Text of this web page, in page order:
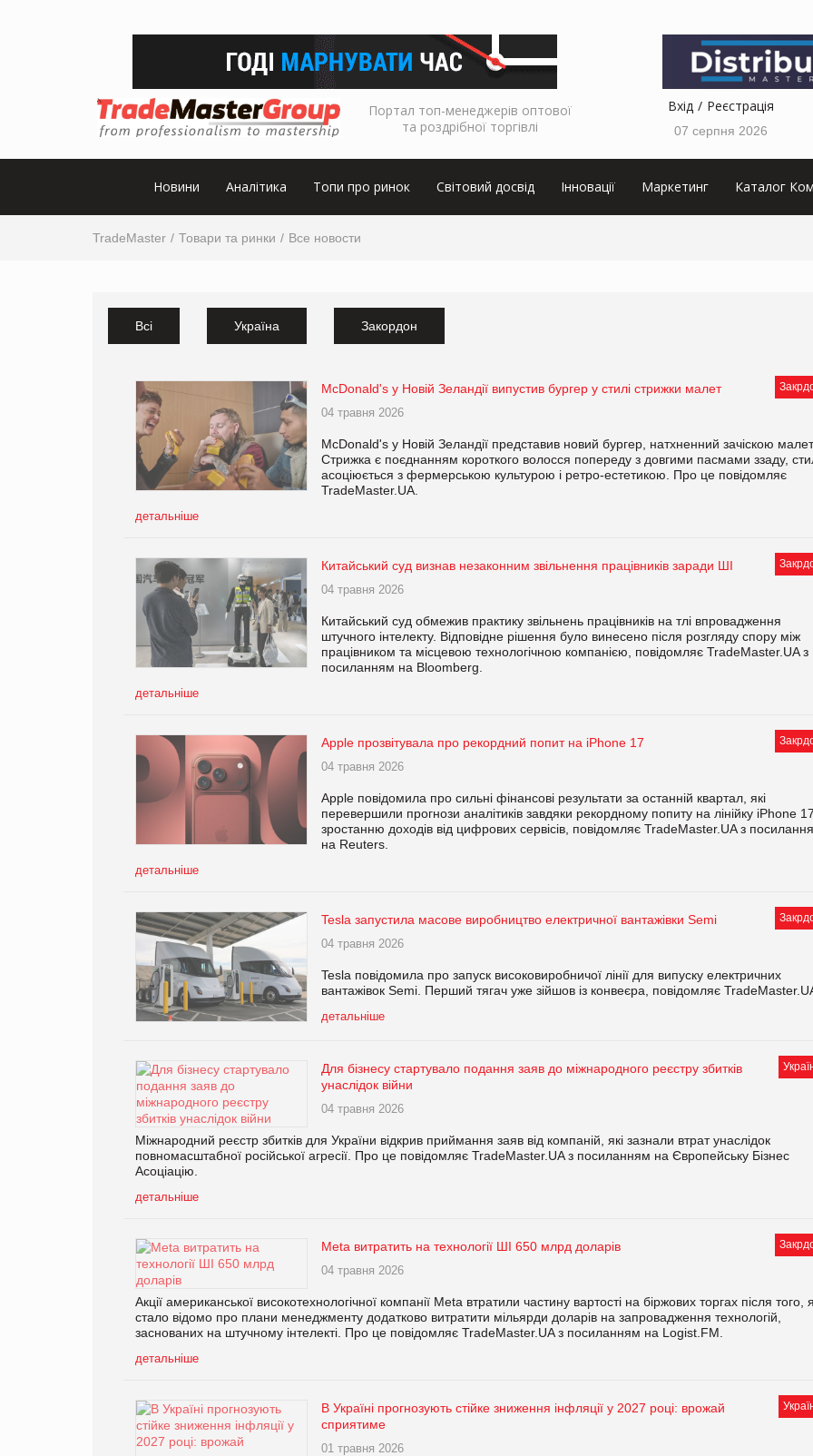
Портал топ-менеджерів оптової
та роздрібної торгівлі
Вхід Реєстрація
07 серпня 2026
Новини Аналітика Топи про ринок Світовий досвід Інновації Маркетинг Каталог
TradeMaster Товари та ринки Все новости
Всі Україна Закордон
McDonald's у Новій Зеландії випустив бургер у стилі стрижки малет
04 травня 2026
McDonald's у Новій Зеландії представив новий бургер, натхненний зачіскою
Стрижка є поєднанням короткого волосся попереду з довгими пасмами ззаду,
асоціюється з фермерською культурою і ретро-естетикою. Про це повідомляє
TradeMaster.UA.
детальніше
Китайський суд визнав незаконним звільнення працівників заради ШІ
04 травня 2026
Китайський суд обмежив практику звільнень працівників на тлі впровадження
штучного інтелекту. Відповідне рішення було винесено після розгляду спору між
працівником та місцевою технологічною компанією, повідомляє TradeMaster.UA з
посиланням на Bloomberg.
детальніше
Apple прозвітувала про рекордний попит на iPhone 17
04 травня 2026
Apple повідомила про сильні фінансові результати за останній квартал, які
перевершили прогнози аналітиків завдяки рекордному попиту на лінійку iPhone
зростанню доходів від цифрових сервісів, повідомляє TradeMaster.UA з
на Reuters.
детальніше
Tesla запустила масове виробництво електричної вантажівки Semi
04 травня 2026
Tesla повідомила про запуск високовиробничої лінії для випуску електричних
вантажівок Semi. Перший тягач уже зійшов із конвеєра, повідомляє
детальніше
Для бізнесу стартувало подання заяв до міжнародного реєстру збитків
унаслідок війни
04 травня 2026
Міжнародний реєстр збитків для України відкрив приймання заяв від компаній, які зазнали втрат унаслідок
повномасштабної російської агресії. Про це повідомляє TradeMaster.UA з посиланням на Європейську Бізнес
Асоціацію.
детальніше
Meta витратить на технології ШІ 650 млрд доларів
04 травня 2026
Акції американської високотехнологічної компанії Meta втратили частину вартості на біржових торгах після того,
стало відомо про плани менеджменту додатково витратити мільярди доларів на запровадження технологій,
заснованих на штучному інтелекті. Про це повідомляє TradeMaster.UA з посиланням на Logist.FM.
детальніше
В Україні прогнозують стійке зниження інфляції у 2027 році: врожай
сприятиме
01 травня 2026